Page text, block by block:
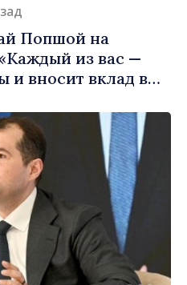
Попшой на
из вас —
и вносит вклад в